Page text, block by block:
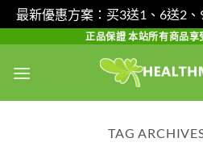
最新優惠方案：买3送1、6送2、
content
正品保證 本站所有商品享
TAG